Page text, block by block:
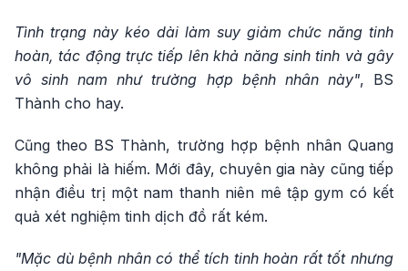
Tình trạng này kéo dài làm suy giảm chức năng tinh
hoàn, tác động trực tiếp lên khả năng sinh tinh và gây
vô sinh nam như trường hợp bệnh nhân này", BS
Thành cho hay.
Cũng theo BS Thành, trường hợp bệnh nhân Quang
không phải là hiếm. Mới đây, chuyên gia này cũng tiếp
nhận điều trị một nam thanh niên mê tập gym có kết
quả xét nghiệm tinh dịch đồ rất kém.
"Mặc dù bệnh nhân có thể tích tinh hoàn rất tốt nhưng